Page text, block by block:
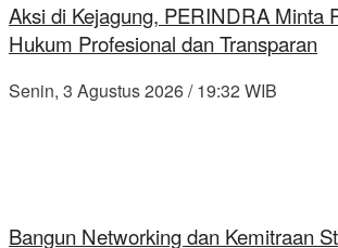
Aksi di Kejagung, PERINDRA Minta
Hukum Profesional dan Transparan
Senin, 3 Agustus 2026 / 19:32 WIB
Bangun Networking dan Kemitraan